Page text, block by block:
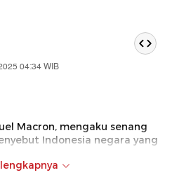
04:34 WIB
Macron, mengaku senang
Indonesia negara yang